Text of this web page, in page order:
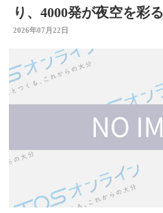
り、4000発が夜空を彩る
2026年07月22日